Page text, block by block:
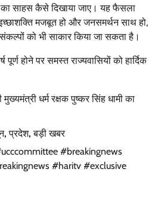
साहस कैसे दिखाया जाए। यह फैसला
मजबूत हो और जनसमर्थन साथ हो,
को भी साकार किया जा सकता है।
पूर्ण होने पर समस्त राज्यवासियों को हार्दिक
धर्म रक्षक पुष्कर सिंह धामी का
,प्रदेश,बड़ी खबर
#breakingnews
#haritv #exclusive